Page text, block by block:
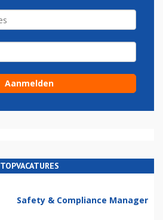
TOPVACATURES
Safety & Compliance Manager